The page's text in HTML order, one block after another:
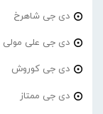
دی جی شاهرخ
دی جی علی مولی
دی جی کوروش
دی جی ممتاز